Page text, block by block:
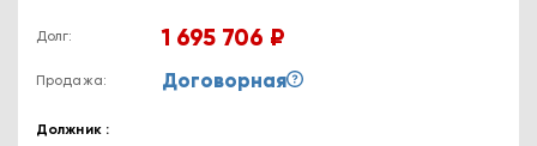
Долг: 1 695 706 ₽
Продажа: Договорная
Должник